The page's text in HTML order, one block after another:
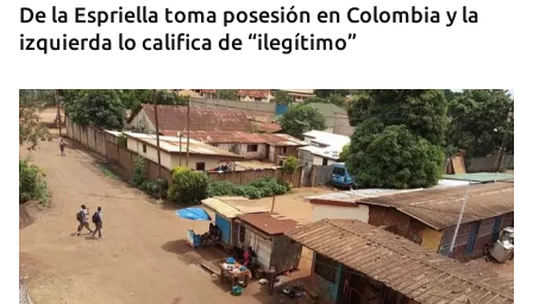
De la Espriella toma posesión en Colombia y la
izquierda lo califica de “ilegítimo”